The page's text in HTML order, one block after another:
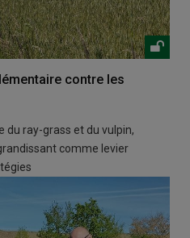
contre les
du ray-grass et du vulpin,
comme levier